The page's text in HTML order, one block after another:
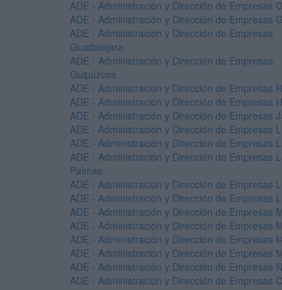
ADE - Administración y Dirección de Empresas
ADE - Administración y Dirección de Empresas
ADE - Administración y Dirección de Empresas
Guadalajara
ADE - Administración y Dirección de Empresas
Guipúzcoa
ADE - Administración y Dirección de Empresas
ADE - Administración y Dirección de Empresas
ADE - Administración y Dirección de Empresas
ADE - Administración y Dirección de Empresas
ADE - Administración y Dirección de Empresas
ADE - Administración y Dirección de Empresas
Palmas
ADE - Administración y Dirección de Empresas
ADE - Administración y Dirección de Empresas
ADE - Administración y Dirección de Empresas
ADE - Administración y Dirección de Empresas
ADE - Administración y Dirección de Empresas
ADE - Administración y Dirección de Empresas
ADE - Administración y Dirección de Empresas
ADE - Administración y Dirección de Empresas